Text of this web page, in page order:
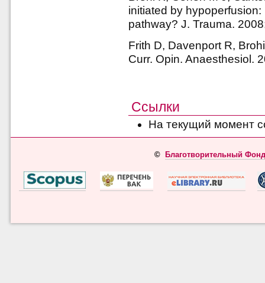
initiated by
pathway? J. Trauma.
Frith D, Davenport R,
Curr. Opin. Anaesthesiol.
Ссылки
На текущий момент
© Благотворительный